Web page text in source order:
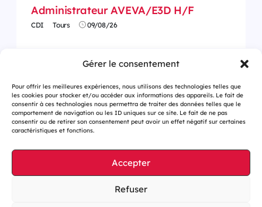
Gérer le consentement
Pour offrir les meilleures expériences, nous utilisons des technologies telles que
les cookies pour stocker et/ou accéder aux informations des appareils. Le fait de
consentir à ces technologies nous permettra de traiter des données telles que le
comportement de navigation ou les ID uniques sur ce site. Le fait de ne pas
consentir ou de retirer son consentement peut avoir un effet négatif sur certaines
caractéristiques et fonctions.
Accepter
Refuser
Administrateur AVEVA/E3D H/F
CDI Tours 09/08/26
Gestion des cookies
Mentions légales